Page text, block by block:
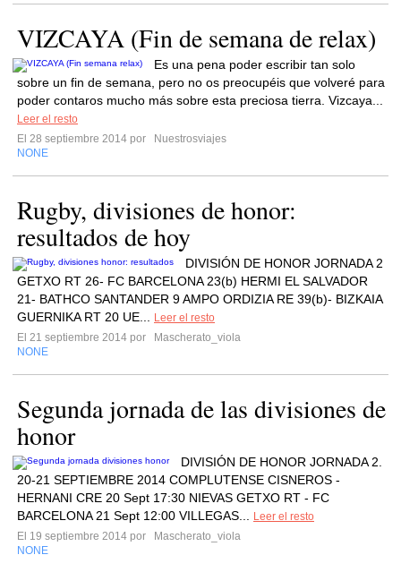
VIZCAYA (Fin de semana de relax)
Es una pena poder escribir tan solo
sobre un fin de semana, pero no os preocupéis que volveré para
poder contaros mucho más sobre esta preciosa tierra. Vizcaya...
Leer el resto
El 28 septiembre 2014 por
Nuestrosviajes
NONE
Rugby, divisiones de honor:
resultados de hoy
DIVISIÓN DE HONOR JORNADA 2
GETXO RT 26- FC BARCELONA 23(b) HERMI EL SALVADOR
21- BATHCO SANTANDER 9 AMPO ORDIZIA RE 39(b)- BIZKAIA
GUERNIKA RT 20 UE...
Leer el resto
El 21 septiembre 2014 por
Mascherato_viola
NONE
Segunda jornada de las divisiones de
honor
DIVISIÓN DE HONOR JORNADA 2.
20-21 SEPTIEMBRE 2014 COMPLUTENSE CISNEROS -
HERNANI CRE 20 Sept 17:30 NIEVAS GETXO RT - FC
BARCELONA 21 Sept 12:00 VILLEGAS...
Leer el resto
El 19 septiembre 2014 por
Mascherato_viola
NONE